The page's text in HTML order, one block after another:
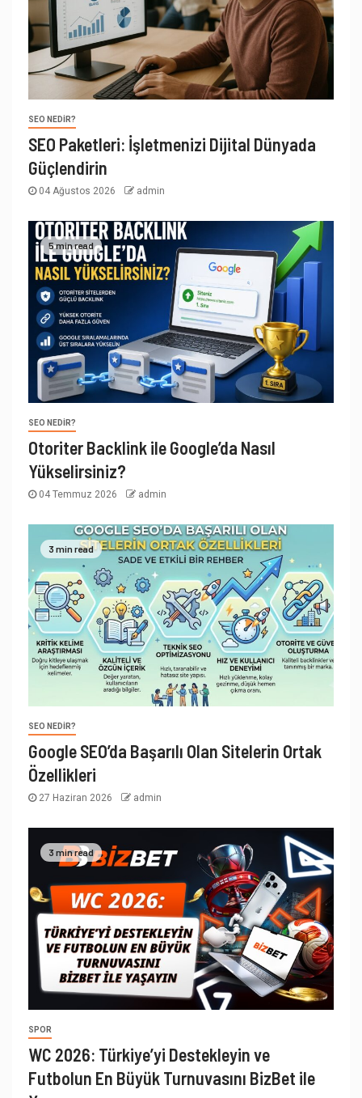
SEO NEDIR?
SEO Paketleri: İşletmenizi Dijital Dünyada
Güçlendirin
04 Ağustos 2026 admin
5 min read
SEO NEDIR?
Otoriter Backlink ile Google’da Nasıl
Yükselirsiniz?
04 Temmuz 2026 admin
3 min read
SEO NEDIR?
Google SEO’da Başarılı Olan Sitelerin Ortak
Özellikleri
27 Haziran 2026 admin
3 min read
SPOR
WC 2026: Türkiye’yi Destekleyin ve
Futbolun En Büyük Turnuvasını BizBet ile